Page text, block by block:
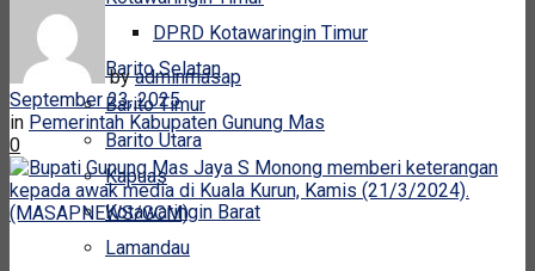
DPRD Kotawaringin Timur
Barito Selatan
Barito Timur
Barito Utara
Kapuas
Kotawaringin Barat
Lamandau
by adminmasap
September 23, 2025
in Pemerintah Kabupaten Gunung Mas
0